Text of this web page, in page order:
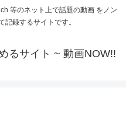
等のネット上で話題の動画 をノン
記録するサイトです。
るサイト ~ 動画NOW!!